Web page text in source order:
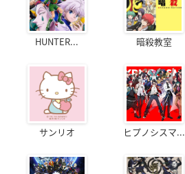
HUNTER... 暗殺教室
サンリオ ヒプノシスマ...